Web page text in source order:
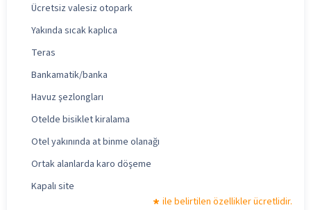
Ücretsiz valesiz otopark
Yakında sıcak kaplıca
Teras
Bankamatik/banka
Havuz şezlongları
Otelde bisiklet kiralama
Otel yakınında at binme olanağı
Ortak alanlarda karo döşeme
Kapalı site
ile belirtilen özellikler ücretlidir.